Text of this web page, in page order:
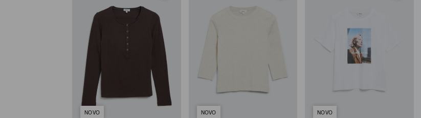
NOVO NOVO NOVO